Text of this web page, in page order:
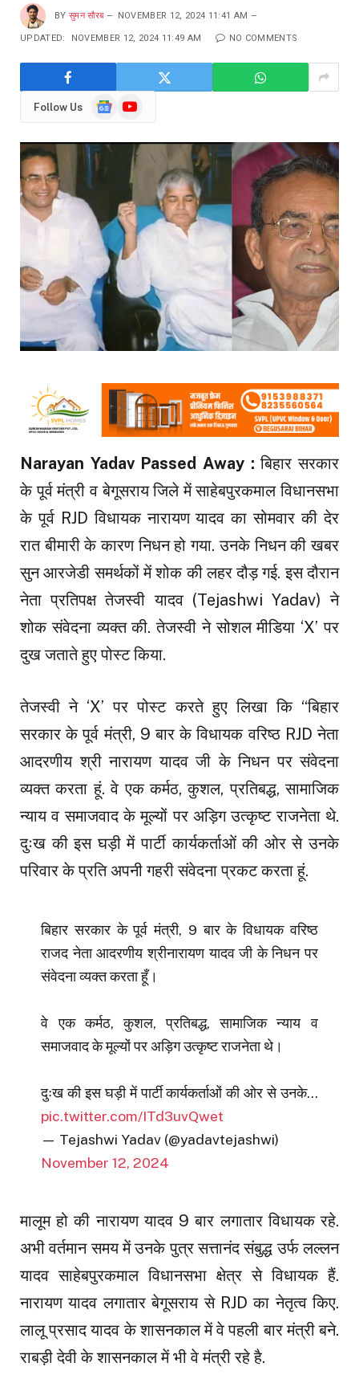
BY सुमन सौरब NOVEMBER 12, 2024 11:41 AM
UPDATED: NOVEMBER 12, 2024 11:49 AM NO COMMENTS
Follow Us
GoogleYouTube
Narayan Yadav Passed Away : बिहार सरकार
के पूर्व मंत्री व बेगूसराय जिले में साहेबपुरकमाल विधानसभा
के पूर्व RJD विधायक नारायण यादव का सोमवार की देर
रात बीमारी के कारण निधन हो गया. उनके निधन की खबर
सुन आरजेडी समर्थकों में शोक की लहर दौड़ गई. इस दौरान
नेता प्रतिपक्ष तेजस्वी यादव (Tejashwi Yadav) ने
शोक संवेदना व्यक्त की. तेजस्वी ने सोशल मीडिया ‘X’ पर
दुख जताते हुए पोस्ट किया.
तेजस्वी ने ‘X’ पर पोस्ट करते हुए लिखा कि “बिहार
सरकार के पूर्व मंत्री, 9 बार के विधायक वरिष्ठ RJD नेता
आदरणीय श्री नारायण यादव जी के निधन पर संवेदना
व्यक्त करता हूं. वे एक कर्मठ, कुशल, प्रतिबद्ध, सामाजिक
न्याय व समाजवाद के मूल्यों पर अड़िग उत्कृष्ट राजनेता थे.
दुःख की इस घड़ी में पार्टी कार्यकर्ताओं की ओर से उनके
परिवार के प्रति अपनी गहरी संवेदना प्रकट करता हूं.
बिहार सरकार के पूर्व मंत्री, 9 बार के विधायक वरिष्ठ
राजद नेता आदरणीय श्रीनारायण यादव जी के निधन पर
संवेदना व्यक्त करता हूँ।
वे एक कर्मठ, कुशल, प्रतिबद्ध, सामाजिक न्याय व
समाजवाद के मूल्यों पर अड़िग उत्कृष्ट राजनेता थे।
दुःख की इस घड़ी में पार्टी कार्यकर्ताओं की ओर से उनके…
pic.twitter.com/ITd3uvQwet
— Tejashwi Yadav (@yadavtejashwi)
November 12, 2024
मालूम हो की नारायण यादव 9 बार लगातार विधायक रहे.
अभी वर्तमान समय में उनके पुत्र सत्तानंद संबुद्ध उर्फ लल्लन
यादव साहेबपुरकमाल विधानसभा क्षेत्र से विधायक हैं.
नारायण यादव लगातार बेगूसराय से RJD का नेतृत्व किए.
लालू प्रसाद यादव के शासनकाल में वे पहली बार मंत्री बने.
राबड़ी देवी के शासनकाल में भी वे मंत्री रहे है.